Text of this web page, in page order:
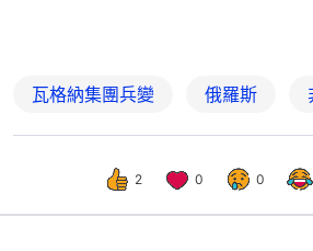
瓦格納集團兵變 俄羅斯
2 0 0